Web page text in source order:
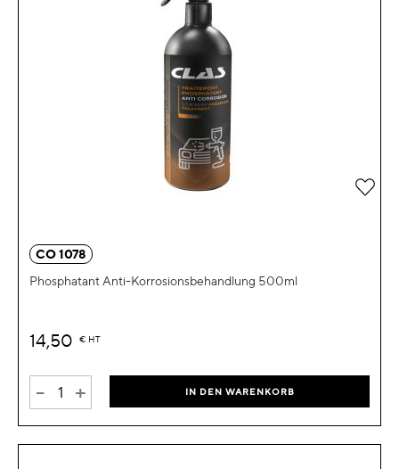
CO 1078
Phosphatant Anti-Korrosionsbehandlung 500ml
14,50 € HT
- + IN DEN WARENKORB
Zur